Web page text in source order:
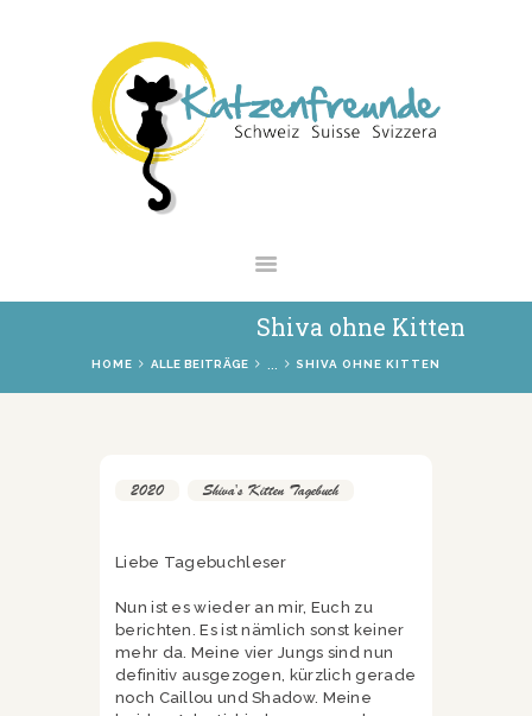
Shiva ohne Kitten
HOME ALLE BEITRÄGE SHIVA OHNE KITTEN
NEWS
VERMITTLUNG
INTERESSANTES
SHOP
2020 Shiva's Kitten Tagebuch
Liebe Tagebuchleser
Nun ist es wieder an mir, Euch zu
berichten. Es ist nämlich sonst keiner
mehr da. Meine vier Jungs sind nun
definitiv ausgezogen, kürzlich gerade
noch Caillou und Shadow. Meine